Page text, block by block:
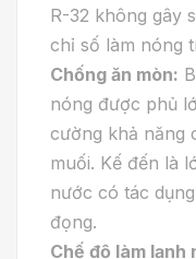
R-32 không gây
chỉ số làm nóng
Chống ăn mòn:
nóng được phủ
cường khả năng
muối. Kế đến là
nước có tác
đọng.
Chế độ làm lạnh